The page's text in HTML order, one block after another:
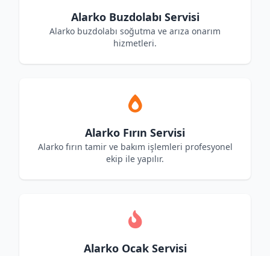
Alarko Buzdolabı Servisi
Alarko buzdolabı soğutma ve arıza onarım
hizmetleri.
Alarko Fırın Servisi
Alarko fırın tamir ve bakım işlemleri profesyonel
ekip ile yapılır.
Alarko Ocak Servisi